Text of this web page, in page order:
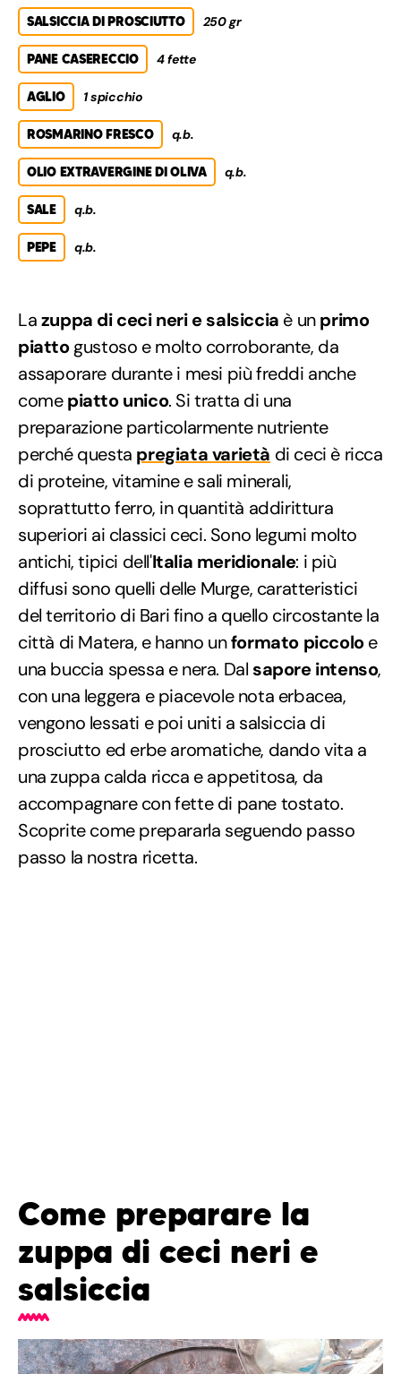
SALSICCIA DI PROSCIUTTO 250 gr
PANE CASERECCIO 4 fette
AGLIO 1 spicchio
ROSMARINO FRESCO q.b.
OLIO EXTRAVERGINE DI OLIVA q.b.
SALE q.b.
PEPE q.b.
Lazuppa di ceci neri e salsiccia è unprimo
piattogustoso e molto corroborante, da
assaporare durante i mesi più freddi anche
comepiatto unico. Si tratta di una
preparazione particolarmente nutriente
perché questa pregiata varietà di ceci è ricca
di proteine, vitamine e sali minerali,
soprattutto ferro, in quantità addirittura
superiori ai classici ceci. Sono legumi molto
antichi, tipici dell'Italia meridionale: i più
diffusi sono quelli delle Murge, caratteristici
del territorio di Bari fino a quello circostante la
città di Matera, e hanno unformato piccoloe
una buccia spessa e nera. Dal sapore intenso,
con una leggera e piacevole nota erbacea,
vengono lessati e poi uniti a salsiccia di
prosciutto ed erbe aromatiche, dando vita a
una zuppa calda ricca e appetitosa, da
accompagnare con fette di pane tostato.
Scoprite come prepararla seguendo passo
passo la nostra ricetta.
Come preparare la
zuppa di ceci neri e
salsiccia